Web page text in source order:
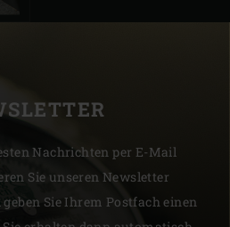
Nachrichten per E-Mail
Sie unseren Newsletter
Sie Ihrem Postfach einen